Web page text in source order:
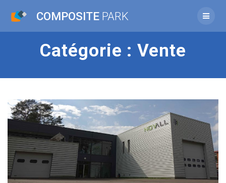
au
COMPOSITE PARK
Catégorie :Vente